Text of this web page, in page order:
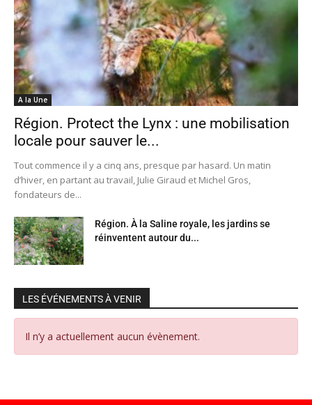
A la Une
Région. Protect the Lynx : une mobilisation
locale pour sauver le...
Tout commence il y a cinq ans, presque par hasard. Un matin
d’hiver, en partant au travail, Julie Giraud et Michel Gros,
fondateurs de...
Région. À la Saline royale, les jardins se
réinventent autour du...
LES ÉVÉNEMENTS À VENIR
Il n’y a actuellement aucun évènement.